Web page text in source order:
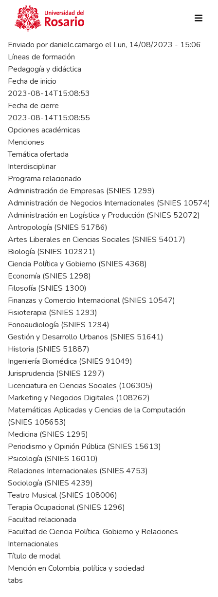
Pasar al contenido principal
Enviado pordanielc.camargo elLun, 14/08/2023 - 15:06
Líneas de formación
Pedagogía y didáctica
Fecha de inicio
2023-08-14T15:08:53
Fecha de cierre
2023-08-14T15:08:55
Opciones académicas
Menciones
Temática ofertada
Interdisciplinar
Programa relacionado
Administración de Empresas (SNIES 1299)
Administración de Negocios Internacionales (SNIES 10574)
Administración en Logística y Producción (SNIES 52072)
Antropología (SNIES 51786)
Artes Liberales en Ciencias Sociales (SNIES 54017)
Biología (SNIES 102921)
Ciencia Política y Gobierno (SNIES 4368)
Economía (SNIES 1298)
Filosofía (SNIES 1300)
Finanzas y Comercio Internacional (SNIES 10547)
Fisioterapia (SNIES 1293)
Fonoaudiología (SNIES 1294)
Gestión y Desarrollo Urbanos (SNIES 51641)
Historia (SNIES 51887)
Ingeniería Biomédica (SNIES 91049)
Jurisprudencia (SNIES 1297)
Licenciatura en Ciencias Sociales (106305)
Marketing y Negocios Digitales (108262)
Matemáticas Aplicadas y Ciencias de la Computación
(SNIES 105653)
Medicina (SNIES 1295)
Periodismo y Opinión Pública (SNIES 15613)
Psicología (SNIES 16010)
Relaciones Internacionales (SNIES 4753)
Sociología (SNIES 4239)
Teatro Musical (SNIES 108006)
Terapia Ocupacional (SNIES 1296)
Facultad relacionada
Facultad de Ciencia Política, Gobierno y Relaciones
Internacionales
Título de modal
Mención en Colombia, política y sociedad
tabs